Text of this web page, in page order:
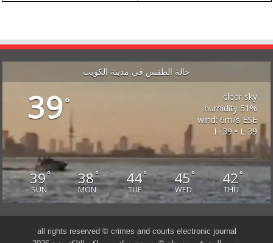
حالة الطقس في مدينة الكويت
39°
clear sky
51% humidity
wind: 6m/s ESE
H 39 • L 39
39°
SUN
38°
MON
44°
TUE
45°
WED
42°
THU
all rights reserved © crimes and courts electronic journal